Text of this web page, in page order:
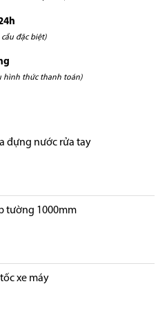
đặc biệt)
hình thức thanh toán)
đựng nước rửa tay
tường 1000mm
xe máy